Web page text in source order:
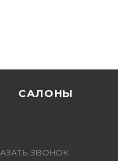
САЛОНЫ
ЗВОНОК